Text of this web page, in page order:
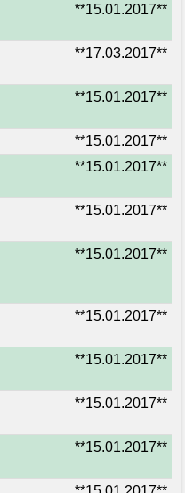
**15.01.2017**
**17.03.2017**
**15.01.2017**
**15.01.2017**
**15.01.2017**
**15.01.2017**
**15.01.2017**
**15.01.2017**
**15.01.2017**
**15.01.2017**
**15.01.2017**